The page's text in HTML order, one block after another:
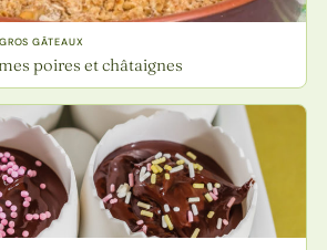
GÂTEAUX
poires et châtaignes